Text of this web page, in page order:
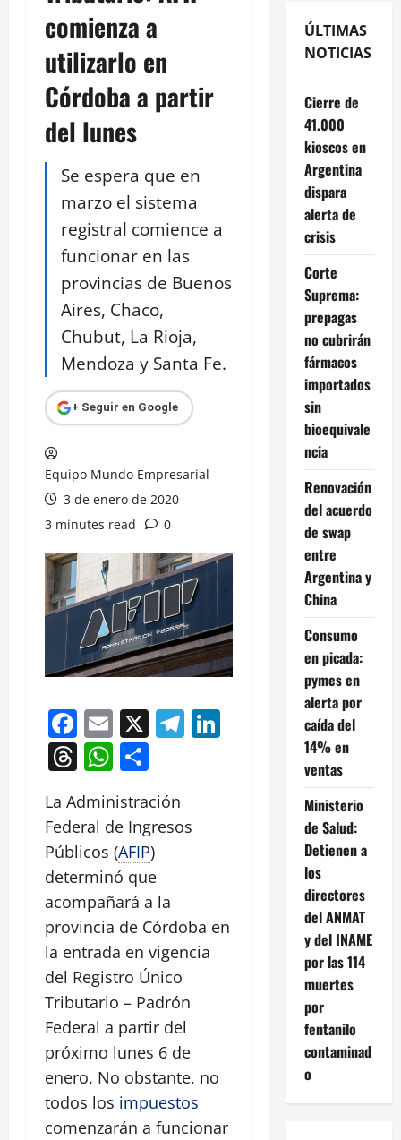
comienza a
utilizarlo en
Córdoba a partir
del lunes
Se espera que en
marzo el sistema
registral comience a
funcionar en las
provincias de Buenos
Aires, Chaco,
Chubut, La Rioja,
Mendoza y Santa Fe.
+ Seguir en Google
Equipo Mundo Empresarial
3 de enero de 2020
3 minutes read
0
Facebook
Email
X Telegram
LinkedIn
Threads
WhatsApp
La Administración
Federal de Ingresos
Públicos (AFIP)
determinó que
acompañará a la
provincia de Córdoba en
la entrada en vigencia
del Registro Único
Tributario – Padrón
Federal a partir del
próximo lunes 6 de
enero. No obstante, no
todos los impuestos
comenzarán a funcionar
ÚLTIMAS
NOTICIAS
Cierre de
41.000
kioscos en
Argentina
dispara
alerta de
crisis
Corte
Suprema:
prepagas
no cubrirán
fármacos
importados
sin
bioequivale
ncia
Renovación
del acuerdo
de swap
entre
Argentina y
China
Consumo
en picada:
pymes en
alerta por
caída del
14% en
ventas
Ministerio
de Salud:
Detienen a
los
directores
del ANMAT
y del INAME
por las 114
muertes
por
fentanilo
contaminad
o